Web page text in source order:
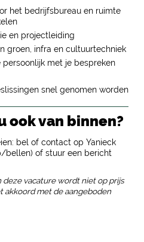
het bedrijfsbureau en ruimte
en projectleiding
groen, infra en cultuurtechniek
met je bespreken
snel genomen worden
ook van binnen?
bel of contact op Yanieck
bellen) of stuur een bericht
deze vacature wordt niet op prijs
akkoord met de aangeboden